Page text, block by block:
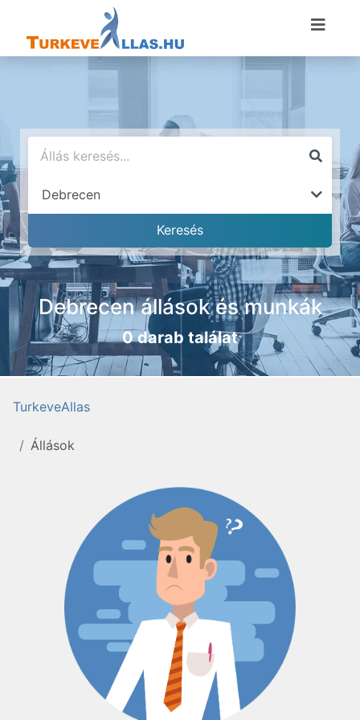
Debrecen állások és munkák
0 darab találat
TurkeveAllas
Állások